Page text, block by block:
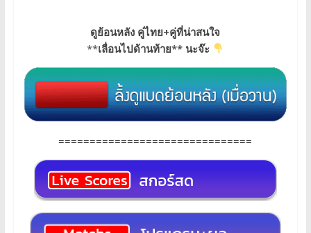
ดูย้อนหลัง คู่ไทย+คู่ที่น่าสนใจ
**เลื่อนไปด้านท้าย** นะจ๊ะ
===============================